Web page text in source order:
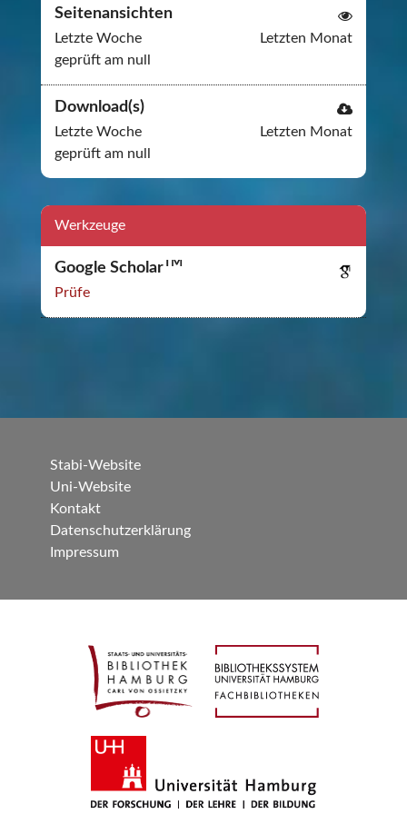
Seitenansichten
Letzte Woche
Letzten Monat
geprüft am null
Download(s)
Letzte Woche
Letzten Monat
geprüft am null
Werkzeuge
Google Scholar TM
Prüfe
Stabi-Website
Uni-Website
Kontakt
Datenschutzerklärung
Impressum